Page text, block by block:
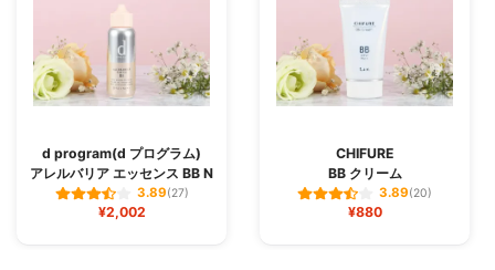
d program(d プログラム)
アレルバリア エッセンス BB N
3.89(27)
¥2,002
CHIFURE
BB クリーム
3.89(20)
¥880